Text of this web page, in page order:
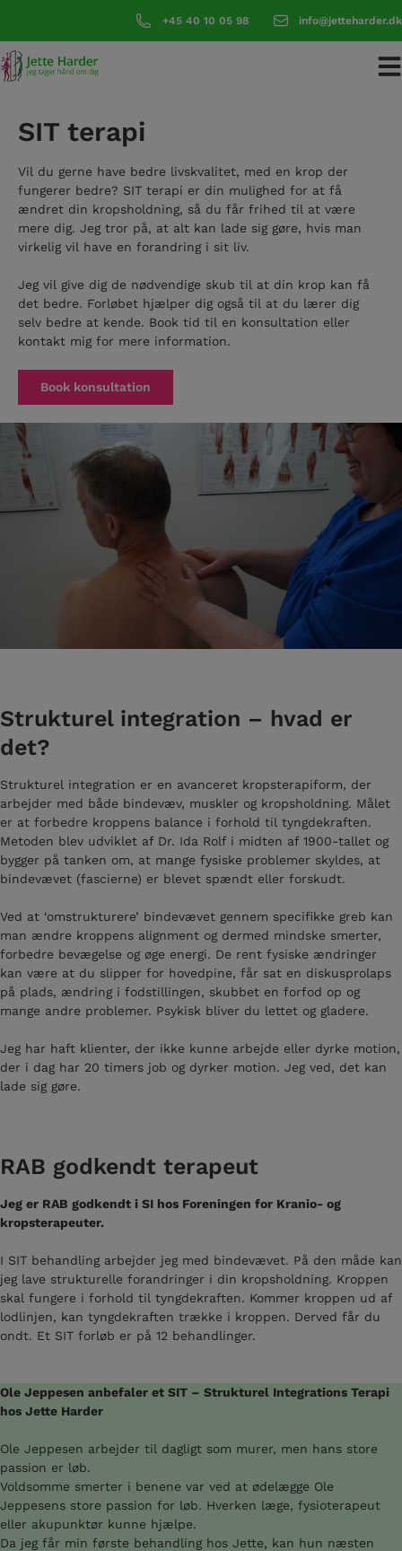
indholdet
+45 40 10 05 98 info@jetteharder.dk
SIT terapi
Vil du gerne have bedre livskvalitet, med en krop der
fungerer bedre? SIT terapi er din mulighed for at få
ændret din kropsholdning, så du får frihed til at være
mere dig. Jeg tror på, at alt kan lade sig gøre, hvis man
virkelig vil have en forandring i sit liv.
Jeg vil give dig de nødvendige skub til at din krop kan få
det bedre. Forløbet hjælper dig også til at du lærer dig
selv bedre at kende. Book tid til en konsultation eller
kontakt mig for mere information.
Book konsultation
Strukturel integration – hvad er
det?
Strukturel integration er en avanceret kropsterapiform, der
arbejder med både bindevæv, muskler og kropsholdning. Målet
er at forbedre kroppens balance i forhold til tyngdekraften.
Metoden blev udviklet af Dr. Ida Rolf i midten af 1900-tallet og
bygger på tanken om, at mange fysiske problemer skyldes, at
bindevævet (fascierne) er blevet spændt eller forskudt.
Ved at ‘omstrukturere’ bindevævet gennem specifikke greb kan
man ændre kroppens alignment og dermed mindske smerter,
forbedre bevægelse og øge energi. De rent fysiske ændringer
kan være at du slipper for hovedpine, får sat en diskusprolaps
på plads, ændring i fodstillingen, skubbet en forfod op og
mange andre problemer. Psykisk bliver du lettet og gladere.
Jeg har haft klienter, der ikke kunne arbejde eller dyrke motion,
der i dag har 20 timers job og dyrker motion. Jeg ved, det kan
lade sig gøre.
RAB godkendt terapeut
Jeg er RAB godkendt i SI hos Foreningen for Kranio- og
kropsterapeuter.
I SIT behandling arbejder jeg med bindevævet. På den måde kan
jeg lave strukturelle forandringer i din kropsholdning. Kroppen
skal fungere i forhold til tyngdekraften. Kommer kroppen ud af
lodlinjen, kan tyngdekraften trække i kroppen. Derved får du
ondt. Et SIT forløb er på 12 behandlinger.
Ole Jeppesen anbefaler et SIT – Strukturel Integrations Terapi
hos Jette Harder
Ole Jeppesen arbejder til dagligt som murer, men hans store
passion er løb.
Voldsomme smerter i benene var ved at ødelægge Ole
Jeppesens store passion for løb. Hverken læge, fysioterapeut
eller akupunktør kunne hjælpe.
Da jeg får min første behandling hos Jette, kan hun næsten